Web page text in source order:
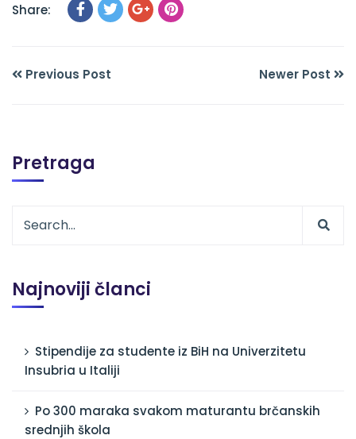
Share:
Previous Post Newer Post
Pretraga
Najnoviji članci
Stipendije za studente iz BiH na Univerzitetu
Insubria u Italiji
Po 300 maraka svakom maturantu brčanskih
srednjih škola